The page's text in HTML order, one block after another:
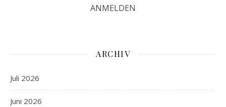
ARCHIV
Juli 2026
Juni 2026